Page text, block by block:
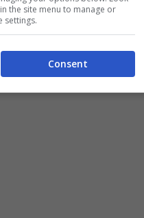
the site menu to manage or
settings.
Consent